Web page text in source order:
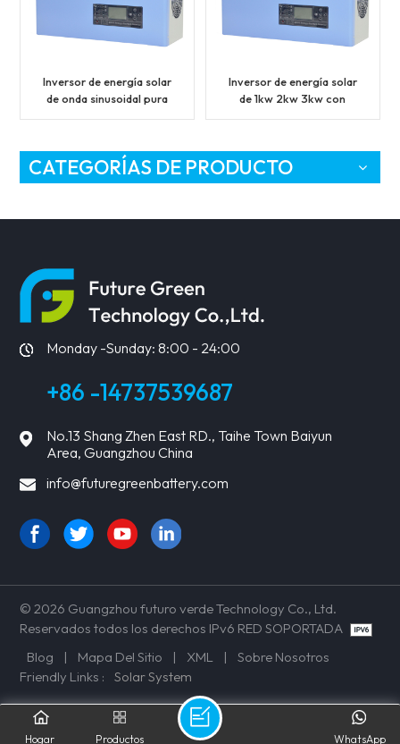
Inversor de energía solar
de onda sinusoidal pura
Inversor de energía solar
de 1kw 2kw 3kw con
CATEGORÍAS DE PRODUCTO
Monday -Sunday: 8:00 - 24:00
+86 -14737539687
No.13 Shang Zhen East RD., Taihe Town Baiyun
Area, Guangzhou China
info@futuregreenbattery.com
© 2026 Guangzhou futuro verde Technology Co., Ltd.
Reservados todos los derechos IPv6 RED SOPORTADA
Blog
| Mapa Del Sitio | XML |
Sobre Nosotros
Friendly Links :
Solar System
Hogar Productos WhatsApp